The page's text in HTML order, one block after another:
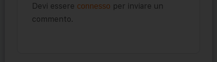
Devi essere connesso per inviare un
commento.